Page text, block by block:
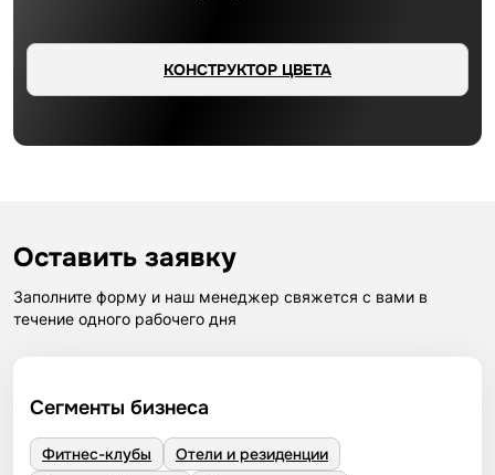
КОНСТРУКТОР ЦВЕТА
Оставить заявку
Заполните форму и наш менеджер свяжется с вами в
течение одного рабочего дня
Сегменты бизнеса
Фитнес-клубы
Отели и резиденции